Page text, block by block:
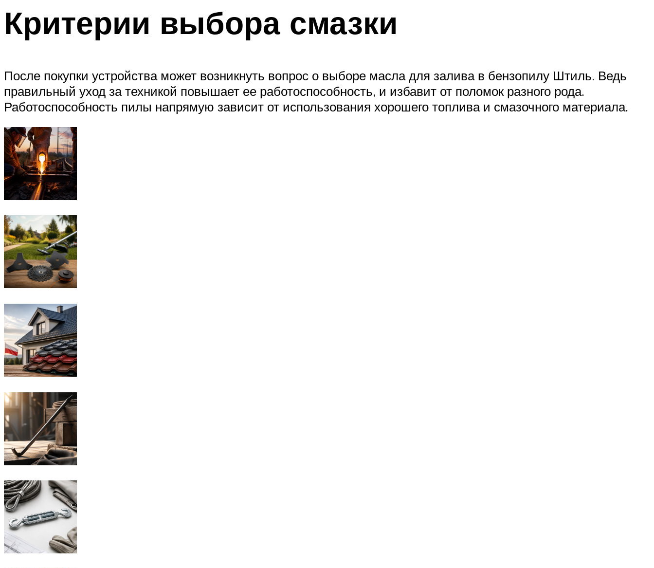
Критерии выбора смазки
После покупки устройства может возникнуть вопрос о выборе масла для залива в бензопилу Штиль. Ведь
правильный уход за техникой повышает ее работоспособность, и избавит от поломок разного рода.
Работоспособность пилы напрямую зависит от использования хорошего топлива и смазочного материала.